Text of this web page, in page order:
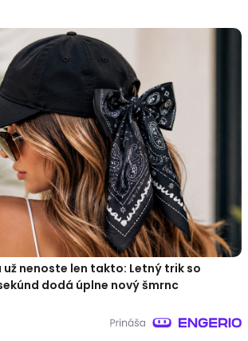
nenoste len takto: Letný trik so
dodá úplne nový šmrnc